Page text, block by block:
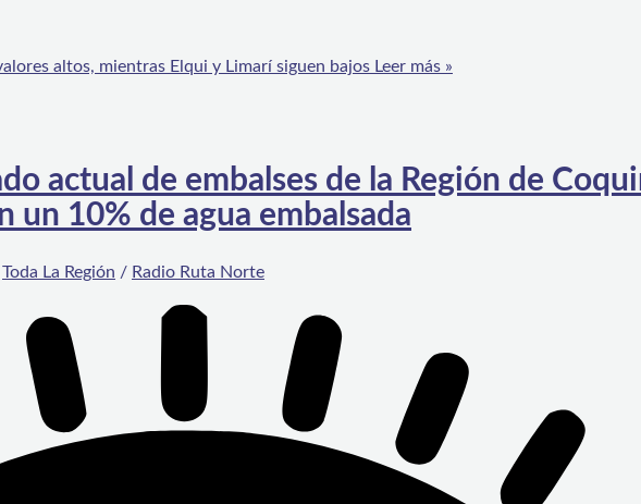
altos, mientras Elqui y Limarí siguen bajos Leer más »
actual de embalses de la Región de
un 10% de agua embalsada
Toda La Región / Radio Ruta Norte